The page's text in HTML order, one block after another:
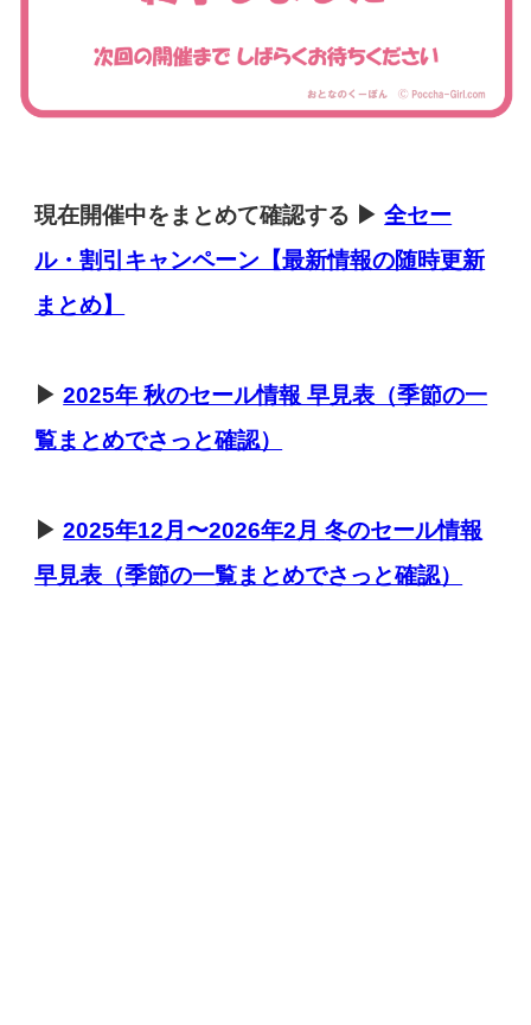
現在開催中をまとめて確認する ▶全セー
ル・割引キャンペーン【最新情報の随時更新
まとめ】
▶2025年 秋のセール情報 早見表（季節の一
覧まとめでさっと確認）
▶2025年12月〜2026年2月冬のセール情報
早見表（季節の一覧まとめでさっと確認）